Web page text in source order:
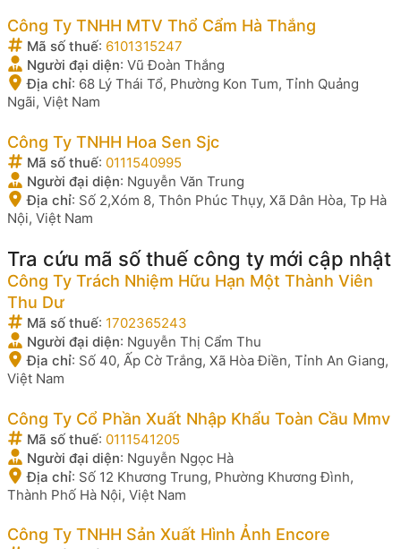
Công Ty TNHH MTV Thổ Cẩm Hà Thắng
Mã số thuế: 6101315247
Người đại diện: Vũ Đoàn Thắng
Địa chỉ: 68 Lý Thái Tổ, Phường Kon Tum, Tỉnh Quảng
Ngãi, Việt Nam
Công Ty TNHH Hoa Sen Sjc
Mã số thuế: 0111540995
Người đại diện: Nguyễn Văn Trung
Địa chỉ: Số 2,Xóm 8, Thôn Phúc Thụy, Xã Dân Hòa, Tp Hà
Nội, Việt Nam
Tra cứu mã số thuế công ty mới cập nhật
Công Ty Trách Nhiệm Hữu Hạn Một Thành Viên
Thu Dư
Mã số thuế: 1702365243
Người đại diện: Nguyễn Thị Cẩm Thu
Địa chỉ: Số 40, Ấp Cờ Trắng, Xã Hòa Điền, Tỉnh An Giang,
Việt Nam
Công Ty Cổ Phần Xuất Nhập Khẩu Toàn Cầu Mmv
Mã số thuế: 0111541205
Người đại diện: Nguyễn Ngọc Hà
Địa chỉ: Số 12 Khương Trung, Phường Khương Đình,
Thành Phố Hà Nội, Việt Nam
Công Ty TNHH Sản Xuất Hình Ảnh Encore